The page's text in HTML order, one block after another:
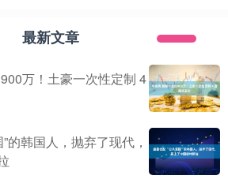
最新文章
万！土豪一次性定制 4
的韩国人，抛弃了现代，